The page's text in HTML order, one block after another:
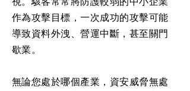
作為攻擊目標，一次成功的攻擊可能
導致資料外洩、營運中斷，甚至關門
歇業。
無論您處於哪個產業，資安威脅無處